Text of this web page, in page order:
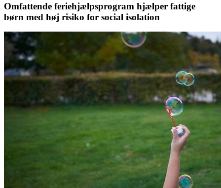
Omfattende feriehjælpsprogram hjælper fattige
børn med høj risiko for social isolation